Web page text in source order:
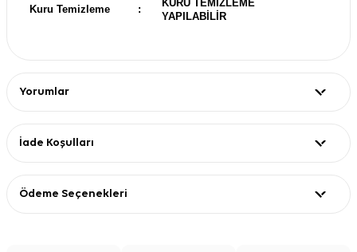
Kuru Temizleme :
KURU TEMİZLEME
YAPILABİLİR
Yorumlar
İade Koşulları
Ödeme Seçenekleri